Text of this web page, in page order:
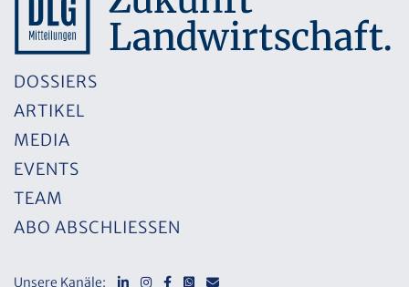
DOSSIERS
ARTIKEL
MEDIA
EVENTS
TEAM
ABO ABSCHLIESSEN
Unsere Kanäle: